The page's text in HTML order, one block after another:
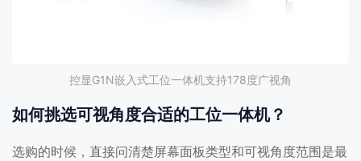
控显G1N嵌入式工位一体机支持178度广视角
如何挑选可视角度合适的工位一体机？
选购的时候，直接问清楚屏幕面板类型和可视角度范围是最